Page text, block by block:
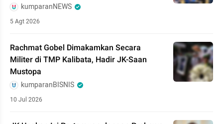
kumparanNEWS
5 Agt 2026
Rachmat Gobel Dimakamkan Secara
Militer di TMP Kalibata, Hadir JK-Saan
Mustopa
kumparanBISNIS
10 Jul 2026